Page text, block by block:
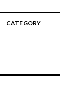
CATEGORY